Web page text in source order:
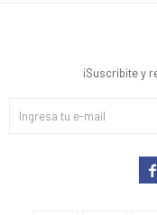
¡Suscribite y
